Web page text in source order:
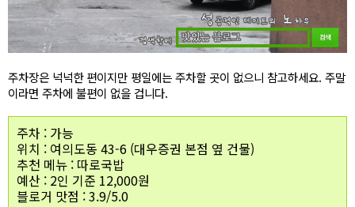
주차장은 넉넉한 편이지만 평일에는 주차할 곳이 없으니 참고하세요. 주말
이라면 주차에 불편이 없을 겁니다.
주차 : 가능
위치 : 여의도동 43-6 (대우증권 본점 옆 건물)
추천 메뉴 : 따로국밥
예산 : 2인 기준 12,000원
블로거 맛점 : 3.9/5.0